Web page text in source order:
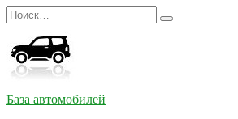
Перейти
к
содержанию
Search
for:
База автомобилей